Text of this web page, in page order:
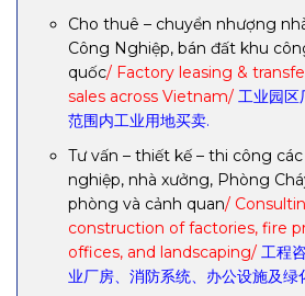
Cho thuê – chuyển nhượng
Công Nghiệp, bán đất khu
quốc/ Factory leasing &
sales across Vietnam/ 工业园区
范围内工业用地买卖.
Tư vấn – thiết kế – thi công
nghiệp, nhà xưởng, Phòng
phòng và cảnh quan/
construction of factories, fire
offices, and landscaping/ 工程
业厂房、消防系统、办公设施及绿